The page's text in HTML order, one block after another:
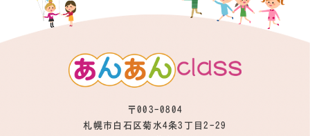
〒003-0804
札幌市白石区菊水4条3丁目2-29